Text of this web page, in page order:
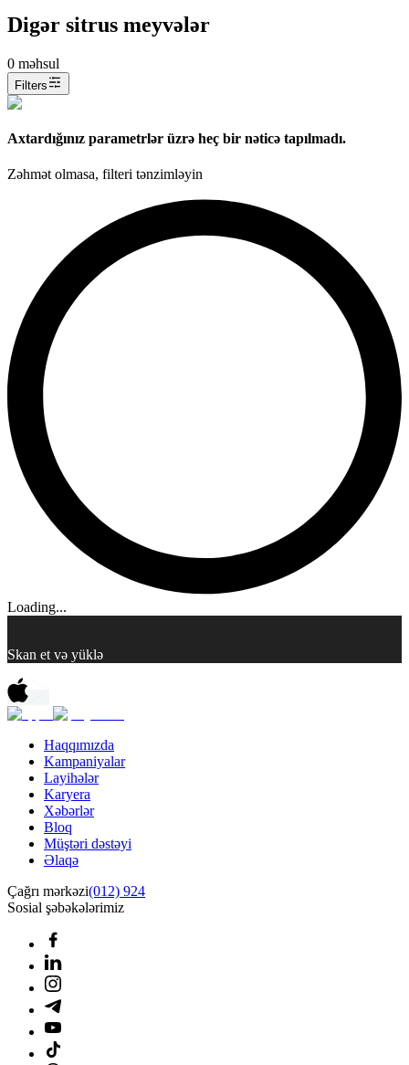
Digər sitrus meyvələr
0 məhsul
Filters
Axtardığınız parametrlər üzrə heç bir nəticə tapılmadı.
Zəhmət olmasa, filteri tənzimləyin
Loading...
Skan et və yüklə
Haqqımızda
Kampaniyalar
Layihələr
Karyera
Xəbərlər
Bloq
Müştəri dəstəyi
Əlaqə
Çağrı mərkəzi(012) 924
Sosial şəbəkələrimiz